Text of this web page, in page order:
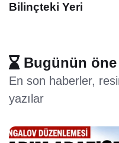
Bugünün öne
En son haberler,
yazılar